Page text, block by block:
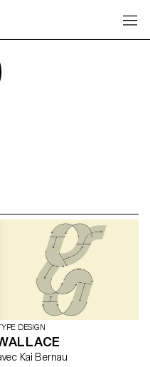
DESIGN
avec Kai Bernau